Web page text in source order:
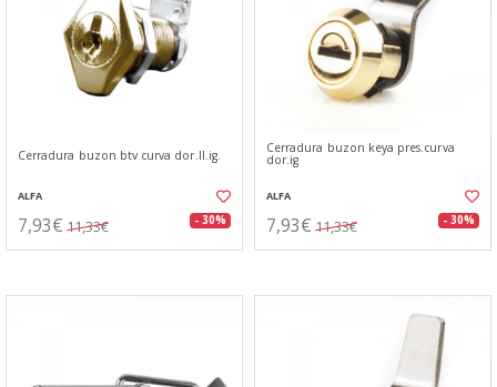
Cerradura buzon btv curva dor.ll.ig.
ALFA
7,93€ 11,33€ - 30%
Cerradura buzon keya pres.curva
dor.ig
ALFA
7,93€ 11,33€ - 30%